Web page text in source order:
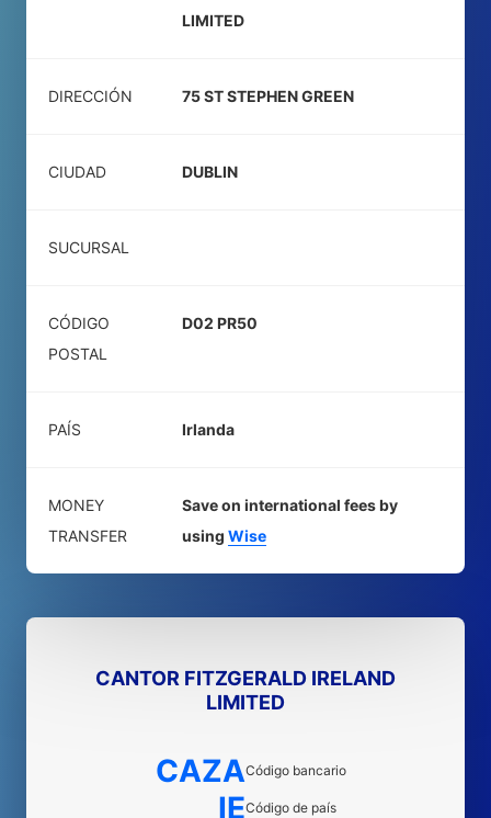
LIMITED
DIRECCIÓN 75 ST STEPHEN GREEN
CIUDAD DUBLIN
SUCURSAL
CÓDIGO
POSTAL
D02 PR50
PAÍS Irlanda
MONEY
TRANSFER
Save on international fees by
using Wise
CANTOR FITZGERALD IRELAND
LIMITED
CAZACódigo bancario
IECódigo de país